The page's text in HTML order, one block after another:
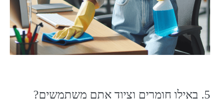
5. באילו חומרים וציוד אתם משתמשים?